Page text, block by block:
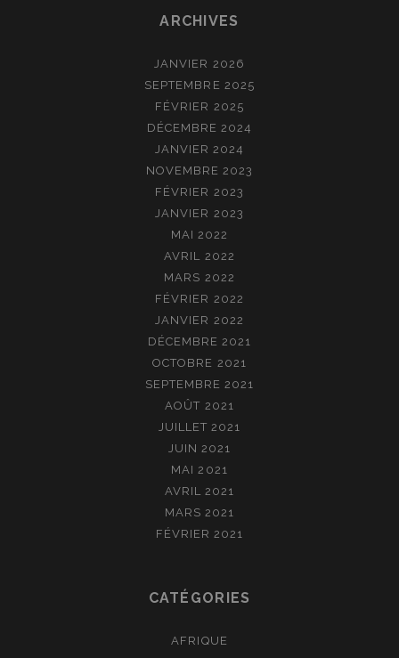
ARCHIVES
JANVIER 2026
SEPTEMBRE 2025
FÉVRIER 2025
DÉCEMBRE 2024
JANVIER 2024
NOVEMBRE 2023
FÉVRIER 2023
JANVIER 2023
MAI 2022
AVRIL 2022
MARS 2022
FÉVRIER 2022
JANVIER 2022
DÉCEMBRE 2021
OCTOBRE 2021
SEPTEMBRE 2021
AOÛT 2021
JUILLET 2021
JUIN 2021
MAI 2021
AVRIL 2021
MARS 2021
FÉVRIER 2021
CATÉGORIES
AFRIQUE